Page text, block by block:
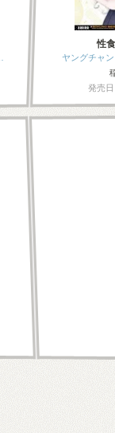
性
ヤングチャ
発売